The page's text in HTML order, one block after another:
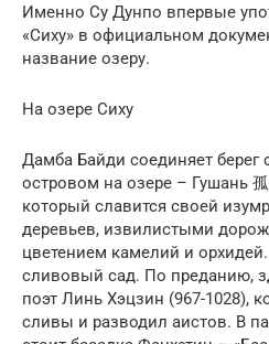
Именно Су Дунпо впервые
«Сиху» в официальном
название озеру.
На озере Сиху
Дамба Байди соединяет
островом на озере – Гушань
который славится своей
деревьев, извилистыми
цветением камелий и
сливовый сад. По преданию,
поэт Линь Хэцзин (967-1028),
сливы и разводил аистов. В